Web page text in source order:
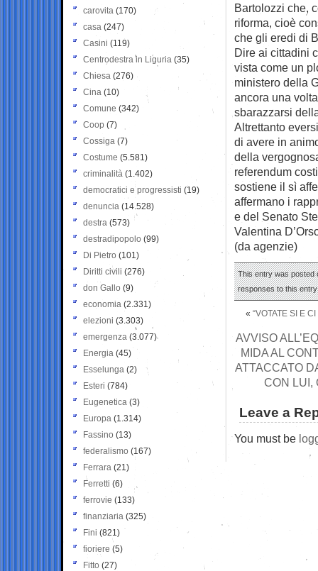
Bartolozzi che,
riforma, cioè
che gli eredi di
Dire ai cittadini
vista come un
ministero della
ancora una
sbarazzarsi
Altrettanto
di avere in
della
referendum
sostiene il sì
affermano i
e del Senato
Valentina
(da agenzie)
This entry was posted
responses to this
« “VOTATE SI E
AVVISO
MIDA AL
ATTACCATO
CON LUI,
Leave a
You must be
carovita (170)
casa (247)
Casini (119)
Centrodestra in Liguria (35)
Chiesa (276)
Cina (10)
Comune (342)
Coop (7)
Cossiga (7)
Costume (5.581)
criminalità (1.402)
democratici e progressisti (19)
denuncia (14.528)
destra (573)
destradipopolo (99)
Di Pietro (101)
Diritti civili (276)
don Gallo (9)
economia (2.331)
elezioni (3.303)
emergenza (3.077)
Energia (45)
Esselunga (2)
Esteri (784)
Eugenetica (3)
Europa (1.314)
Fassino (13)
federalismo (167)
Ferrara (21)
Ferretti (6)
ferrovie (133)
finanziaria (325)
Fini (821)
fioriere (5)
Fitto (27)